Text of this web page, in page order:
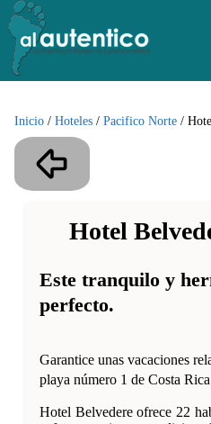
Inicio / Hoteles / Pacifico Norte /
Hotel
Este tranquilo y
perfecto.
Garantice unas vacaciones
playa número 1 de Costa Rica
Hotel Belvedere ofrece 22